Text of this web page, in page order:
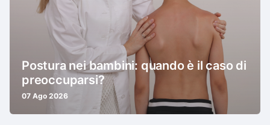
Postura nei bambini: quando è il caso di
preoccuparsi?
07 Ago 2026